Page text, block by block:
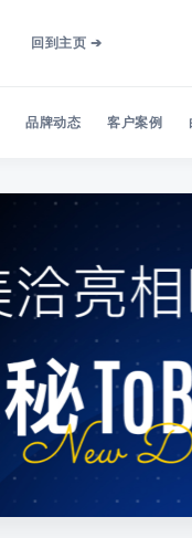
回到主页 ➔
品牌动态 客户案例